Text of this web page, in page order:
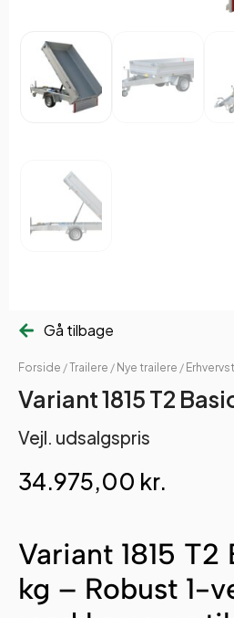
Gå tilbage
Forside /Trailere / Nye trailere /
Variant 1815 T2
Vejl. udsalgspris
34.975,00 kr.
Variant 1815 T2
kg – Robust 1-